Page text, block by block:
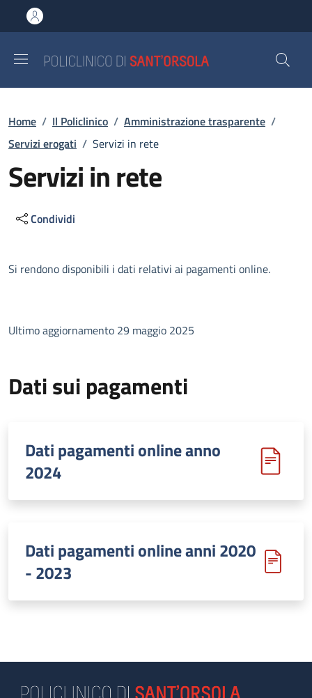
al contenuto principale
to footer content
Briciole di pane
Home / Il Policlinico / Amministrazione trasparente /
Servizi erogati / Servizi in rete
Servizi in rete
Condividi
Descrizione
Si rendono disponibili i dati relativi ai pagamenti online.
Ultimo aggiornamento 29 maggio 2025
Dati sui pagamenti
Dati pagamenti online anno
2024
Dati pagamenti online anni 2020
- 2023